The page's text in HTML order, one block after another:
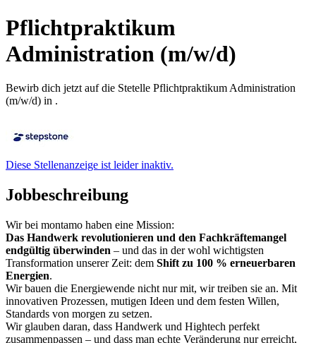
Pflichtpraktikum
Administration (m/w/d)
Bewirb dich jetzt auf die Stetelle Pflichtpraktikum Administration
(m/w/d) in .
Diese Stellenanzeige ist leider inaktiv.
Jobbeschreibung
Wir bei montamo haben eine Mission:
Das Handwerk revolutionieren und den Fachkräftemangel
endgültig überwinden – und das in der wohl wichtigsten
Transformation unserer Zeit: dem Shift zu 100 % erneuerbaren
Energien.
Wir bauen die Energiewende nicht nur mit, wir treiben sie an. Mit
innovativen Prozessen, mutigen Ideen und dem festen Willen,
Standards von morgen zu setzen.
Wir glauben daran, dass Handwerk und Hightech perfekt
zusammenpassen – und dass man echte Veränderung nur erreicht,